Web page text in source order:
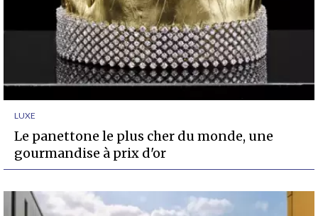
LUXE
Le panettone le plus cher du monde, une
gourmandise à prix d'or